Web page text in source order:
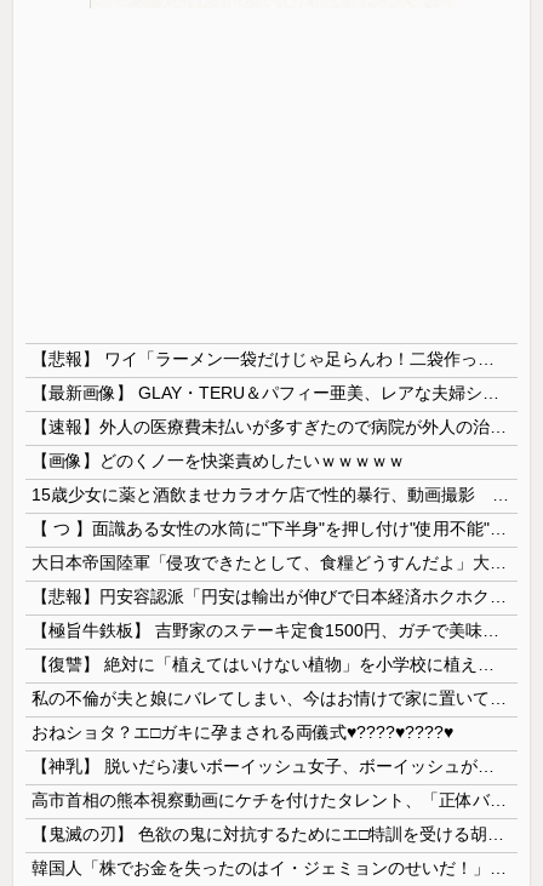
【画像】どのくノ一を快楽責めしたいｗｗｗｗｗ
おねショタ？エ□ガキに孕まされる両儀式♥️????♥️????♥️
高市首相の熊本視察動画にケチを付けたタレント、「正体バレバレよな」と黒電話の呼び方であっさりと……